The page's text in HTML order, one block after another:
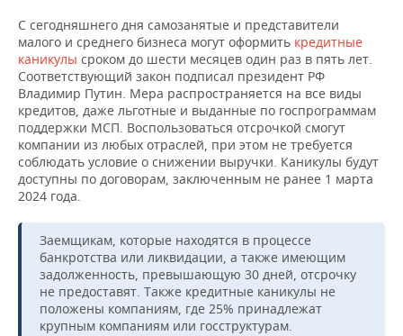
С сегодняшнего дня самозанятые и представители
малого и среднего бизнеса могут оформить кредитные
каникулы сроком до шести месяцев один раз в пять лет.
Соответствующий закон подписал президент РФ
Владимир Путин. Мера распространяется на все виды
кредитов, даже льготные и выданные по госпрограммам
поддержки МСП. Воспользоваться отсрочкой смогут
компании из любых отраслей, при этом не требуется
соблюдать условие о снижении выручки. Каникулы будут
доступны по договорам, заключенным не ранее 1 марта
2024 года.
Заемщикам, которые находятся в процессе
банкротства или ликвидации, а также имеющим
задолженность, превышающую 30 дней, отсрочку
не предоставят. Также кредитные каникулы не
положены компаниям, где 25% принадлежат
крупным компаниям или госструктурам.